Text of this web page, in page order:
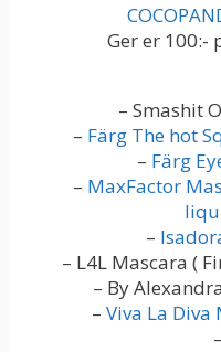
Ger er 100:-
– Smashit
– Färg The hot
– Färg
– MaxFactor
–
– L4L Mascara (
– By
– Viva La